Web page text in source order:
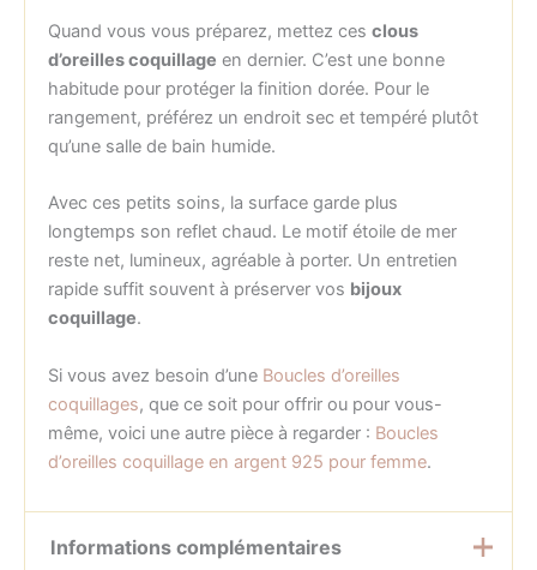
Quand vous vous préparez, mettez ces clous
d’oreilles coquillage en dernier. C’est une bonne
habitude pour protéger la finition dorée. Pour le
rangement, préférez un endroit sec et tempéré plutôt
qu’une salle de bain humide.
Avec ces petits soins, la surface garde plus
longtemps son reflet chaud. Le motif étoile de mer
reste net, lumineux, agréable à porter. Un entretien
rapide suffit souvent à préserver vos bijoux
coquillage.
Si vous avez besoin d’une Boucles d’oreilles
coquillages, que ce soit pour offrir ou pour vous-
même, voici une autre pièce à regarder : Boucles
d’oreilles coquillage en argent 925 pour femme.
Informations complémentaires